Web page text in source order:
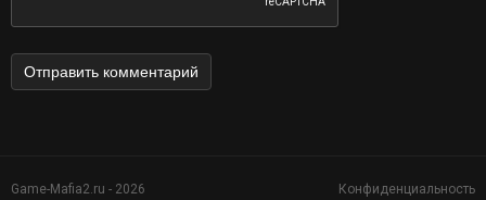
Game-Mafia2.ru - 2026 Конфиденциальность